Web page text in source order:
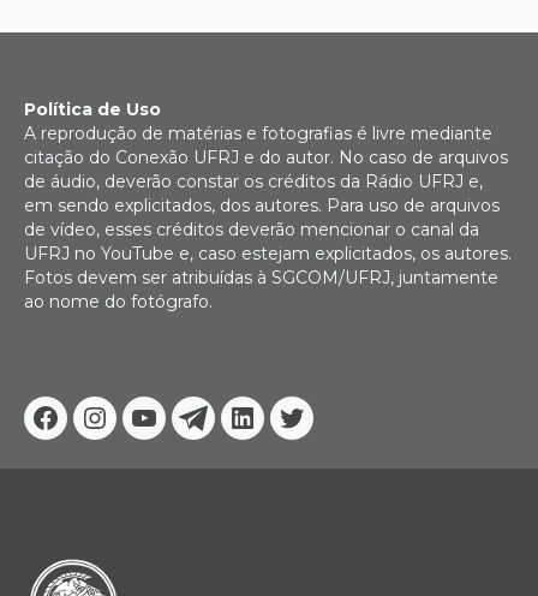
Facebook
Instagram
YoutubeTelegram
Linkedin
Twitter
Política de Uso
A reprodução de matérias e fotografias é livre mediante
citação do Conexão UFRJ e do autor. No caso de arquivos
de áudio, deverão constar os créditos da Rádio UFRJ e,
em sendo explicitados, dos autores. Para uso de arquivos
de vídeo, esses créditos deverão mencionar o canal da
UFRJ no YouTube e, caso estejam explicitados, os autores.
Fotos devem ser atribuídas à SGCOM/UFRJ, juntamente
ao nome do fotógrafo.